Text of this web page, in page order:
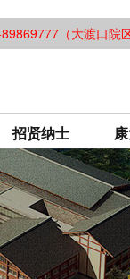
（大渡口院区
招贤纳士